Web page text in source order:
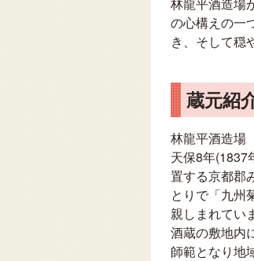
の心構えの一
き、そして穏
蔵元紹
林龍平酒造場
天保8年(1837
置する京都郡
とりで「九州
親しまれてい
酒蔵の敷地内
師範となり地